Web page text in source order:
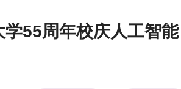
学55周年校庆人工智能